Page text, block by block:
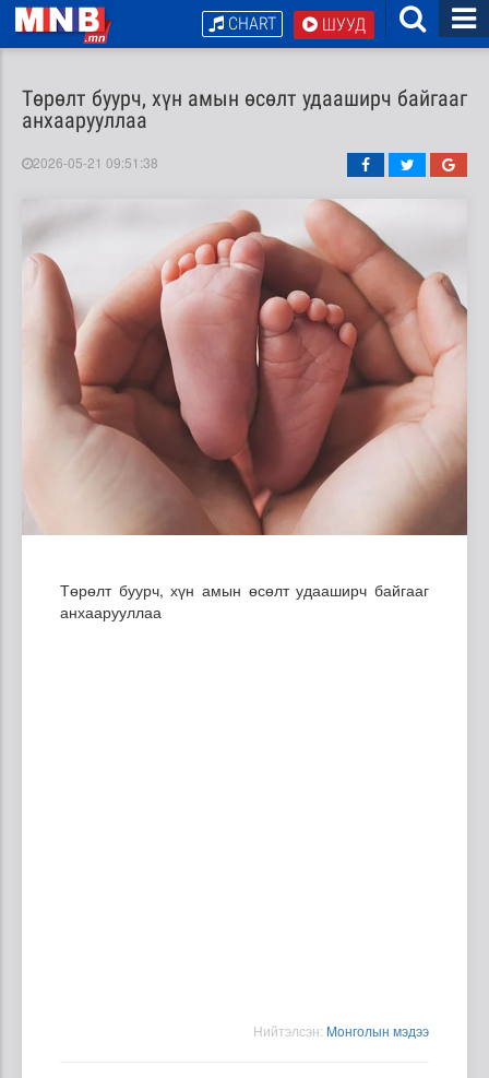
ШУУД
CHART
Төрөлт буурч, хүн амын өсөлт удааширч байгааг
анхаарууллаа
2026-05-21 09:51:38
Төрөлт буурч, хүн амын өсөлт удааширч байгааг
анхаарууллаа
Нийтэлсэн: Moнголын мэдээ